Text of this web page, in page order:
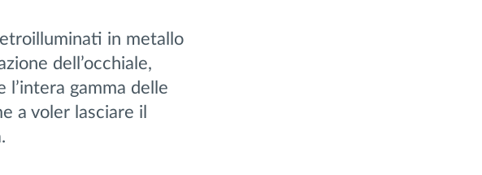
in metallo
dell’occhiale,
gamma delle
a voler lasciare il